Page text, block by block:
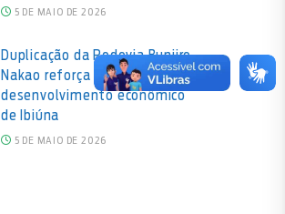
5 DE MAIO DE 2026
Duplicação da Rodovia Bunjiro
Nakao reforça potencial de
desenvolvimento econômico
de Ibiúna
5 DE MAIO DE 2026